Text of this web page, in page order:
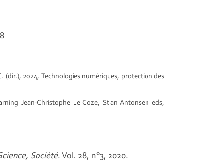
(dir.), 2024, Technologies numériques, protection des
Jean-Christophe Le Coze, Stian Antonsen eds,
Société. Vol. 28, n°3, 2020.